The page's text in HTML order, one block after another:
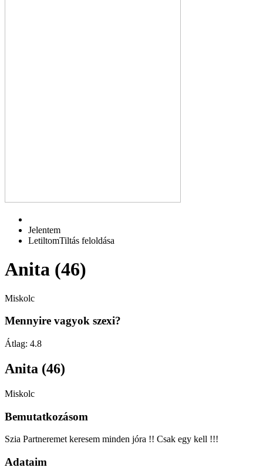
Jelentem
LetiltomTiltás feloldása
Anita (46)
Miskolc
Mennyire vagyok szexi?
Átlag: 4.8
Anita (46)
Miskolc
Bemutatkozásom
Szia Partneremet keresem minden jóra !! Csak egy kell !!!
Adataim